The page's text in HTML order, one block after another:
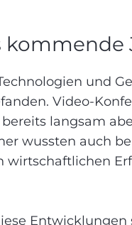
kommende
und
Video-
langsam
wussten auch